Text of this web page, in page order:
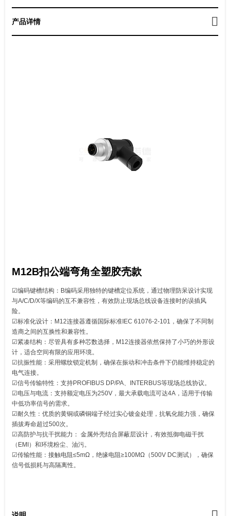
产品详情
M12B扣公端弯角全塑胶壳款
☑‌编码键槽结构‌：B编码采用独特的键槽定位系统，通过物理防呆设计实现
与A/C/D/X等编码的互不兼容性，有效防止现场总线设备连接时的误插风
险。
☑标准化设计：M12连接器遵循国际标准IEC 61076-2-101，确保了不同制
造商之间的互换性和兼容性。
☑紧凑结构：尽管具有多种芯数选择，M12连接器依然保持了小巧的外形设
计，适合空间有限的应用环境。
☑抗振性能：采用螺纹锁定机制，确保在振动和冲击条件下仍能维持稳定的
电气连接。
☑信号传输特性‌：支持PROFIBUS DP/PA、INTERBUS等现场总线协议。
☑电压与电流：支持额定电压为250V，最大承载电流可达4A，适用于传输
中低功率信号的需求。
☑耐久性：优质的黄铜或磷铜端子经过实心镀金处理，抗氧化能力强，确保
插拔寿命超过500次。
☑‌高防护与抗干扰能力‌： 金属外壳结合屏蔽层设计，有效抵御电磁干扰
（EMI）和环境粉尘、油污。
☑‌传输性能‌：接触电阻≤5mΩ，绝缘电阻≥100MΩ（500V DC测试），确保
信号低损耗与高隔离性。